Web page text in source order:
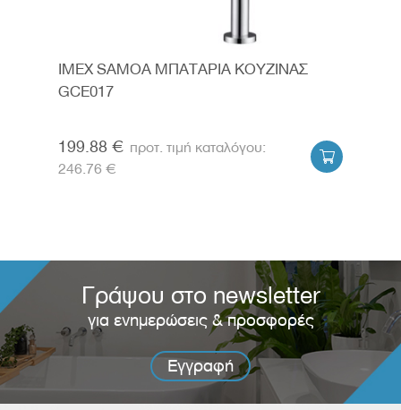
IMEX SAMOA ΜΠΑΤΑΡΙΑ ΚΟΥΖΙΝΑΣ
GCE017
199.88 €
246.76 €

Γράψου στο newsletter
για ενημερώσεις & προσφορές
Εγγραφή